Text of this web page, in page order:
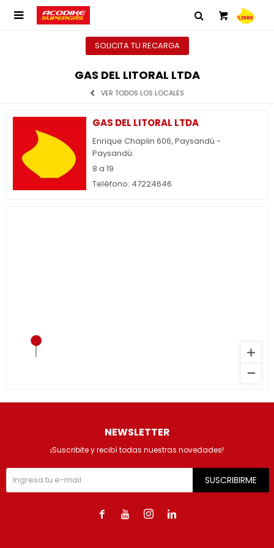

SOLICITA TU RECARGA
GAS DEL LITORAL LTDA
VER TODOS LOS LOCALES
GAS DEL LITORAL LTDA
Enrique Chaplin 606, Paysandú -
Paysandú.
8 a 19
Teléfono: 47224646
NEWSLETTER
¡Suscribite y recibí todas nuestras novedades!
SUSCRIBIRME
   